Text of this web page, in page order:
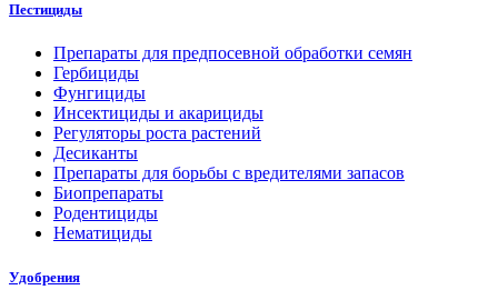
Пестициды
Препараты для предпосевной обработки семян
Гербициды
Фунгициды
Инсектициды и акарициды
Регуляторы роста растений
Десиканты
Препараты для борьбы с вредителями запасов
Биопрепараты
Родентициды
Нематициды
Удобрения